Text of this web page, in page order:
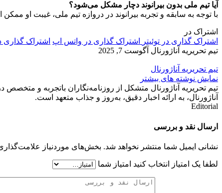
آیا تیم ملی بدون بیرانوند دچار مشکل می‌شود؟
با توجه به سابقه و تجربه بیرانوند در دروازه تیم ملی، غیبت او
اشتراک در
اشتراک گذاری در توئیتر
اشتراک گذاری در واتس اپ اشتراک
تیم تحریریه آناژورنال آگوست 7, 2025
تیم تحریریه آناژورنال
نمایش نوشته های بیشتر
تیم تحریریه آناژورنال متشکل از روزنامه‌نگاران باتجربه و
آناژورنال، به ارائه اخبار دقیق، به‌روز و جذاب متعهد است.
Editorial
ارسال نقد و بررسی
نشانی ایمیل شما منتشر نخواهد شد. بخش‌های موردنیاز
لطفا یک امتیاز انتخاب کنید امتیاز شما